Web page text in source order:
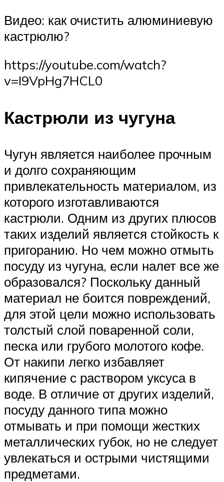
Видео: как очистить алюминиевую
кастрюлю?
https://youtube.com/watch?
v=I9VpHg7HCL0
Кастрюли из чугуна
Чугун является наиболее прочным
и долго сохраняющим
привлекательность материалом, из
которого изготавливаются
кастрюли. Одним из других плюсов
таких изделий является стойкость к
пригоранию. Но чем можно отмыть
посуду из чугуна, если налет все же
образовался? Поскольку данный
материал не боится повреждений,
для этой цели можно использовать
толстый слой поваренной соли,
песка или грубого молотого кофе.
От накипи легко избавляет
кипячение с раствором уксуса в
воде. В отличие от других изделий,
посуду данного типа можно
отмывать и при помощи жестких
металлических губок, но не следует
увлекаться и острыми чистящими
предметами.